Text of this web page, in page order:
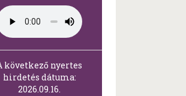
következő nyertes
hirdetés dátuma:
2026.09.16.